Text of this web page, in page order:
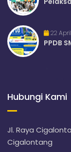
22
PPDB
Hubungi Kami
Jl. Raya
Cigalontang